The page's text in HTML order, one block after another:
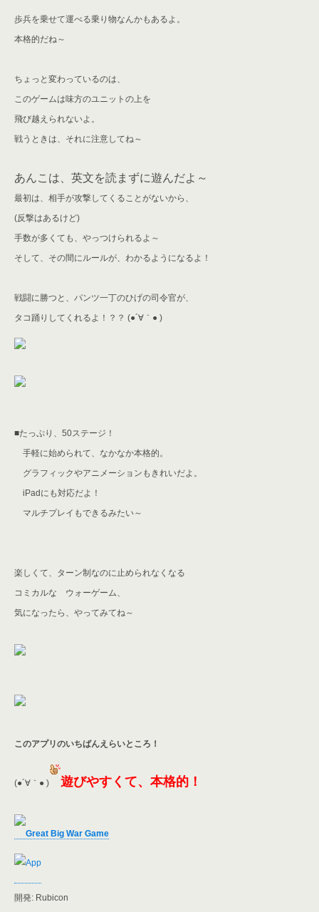
歩兵を乗せて運べる乗り物なんかもあるよ。
本格的だね～
ちょっと変わっているのは、
このゲームは味方のユニットの上を
飛び越えられないよ。
戦うときは、それに注意してね～
あんこ は、英文を読まずに遊んだよ～
最初は、相手が攻撃してくることがないから、
(反撃はあるけど)
手数が多くても、やっつけられるよ～
そして、その間にルールが、わかるようになるよ！
戦闘に勝つと、パンツ一丁のひげの司令官が、
タコ踊りしてくれるよ！？？ (●´∀｀● )
■たっぷり、50ステージ！
手軽に始められて、なかなか本格的。
グラフィックやアニメーションもきれいだよ。
iPadにも対応だよ！
マルチプレイもできるみたい～
楽しくて、ターン制なのに止められなくなる
コミカルな ウォーゲーム、
気になったら、やってみてね～
このアプリのいちばんえらいところ！
(●´∀｀● ) 遊びやすくて、本格的！
Great Big War Game
開発: Rubicon